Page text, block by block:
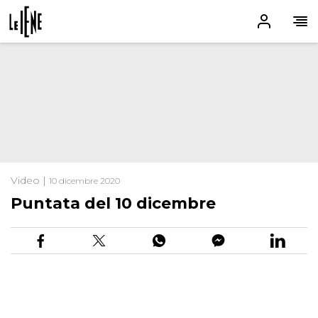
Video | 10 dicembre 2020
Puntata del 10 dicembre